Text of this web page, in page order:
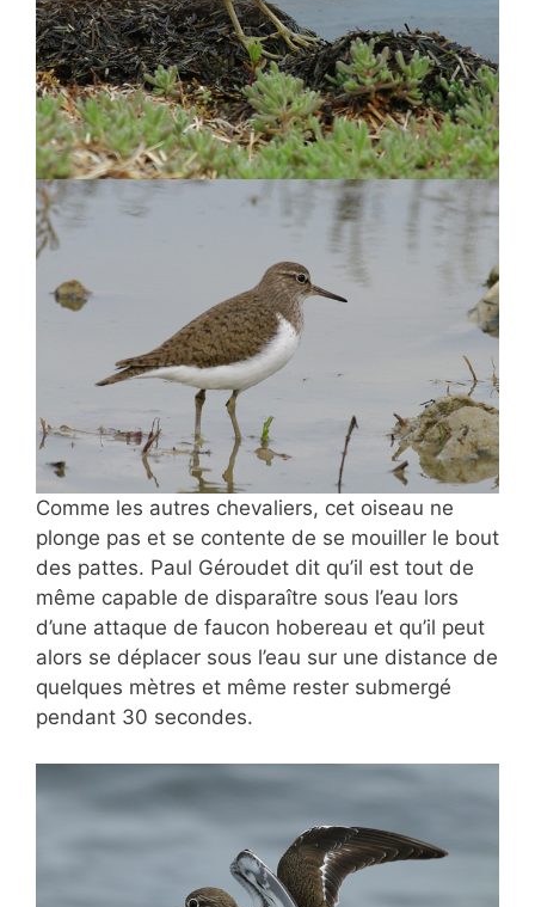
Comme les autres chevaliers, cet oiseau ne
plonge pas et se contente de se mouiller le bout
des pattes. Paul Géroudet dit qu’il est tout de
même capable de disparaître sous l’eau lors
d’une attaque de faucon hobereau et qu’il peut
alors se déplacer sous l’eau sur une distance de
quelques mètres et même rester submergé
pendant 30 secondes.